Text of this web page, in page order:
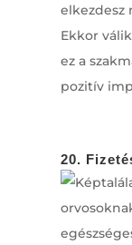
elkezdesz
Ekkor
ez a
pozitív
20.